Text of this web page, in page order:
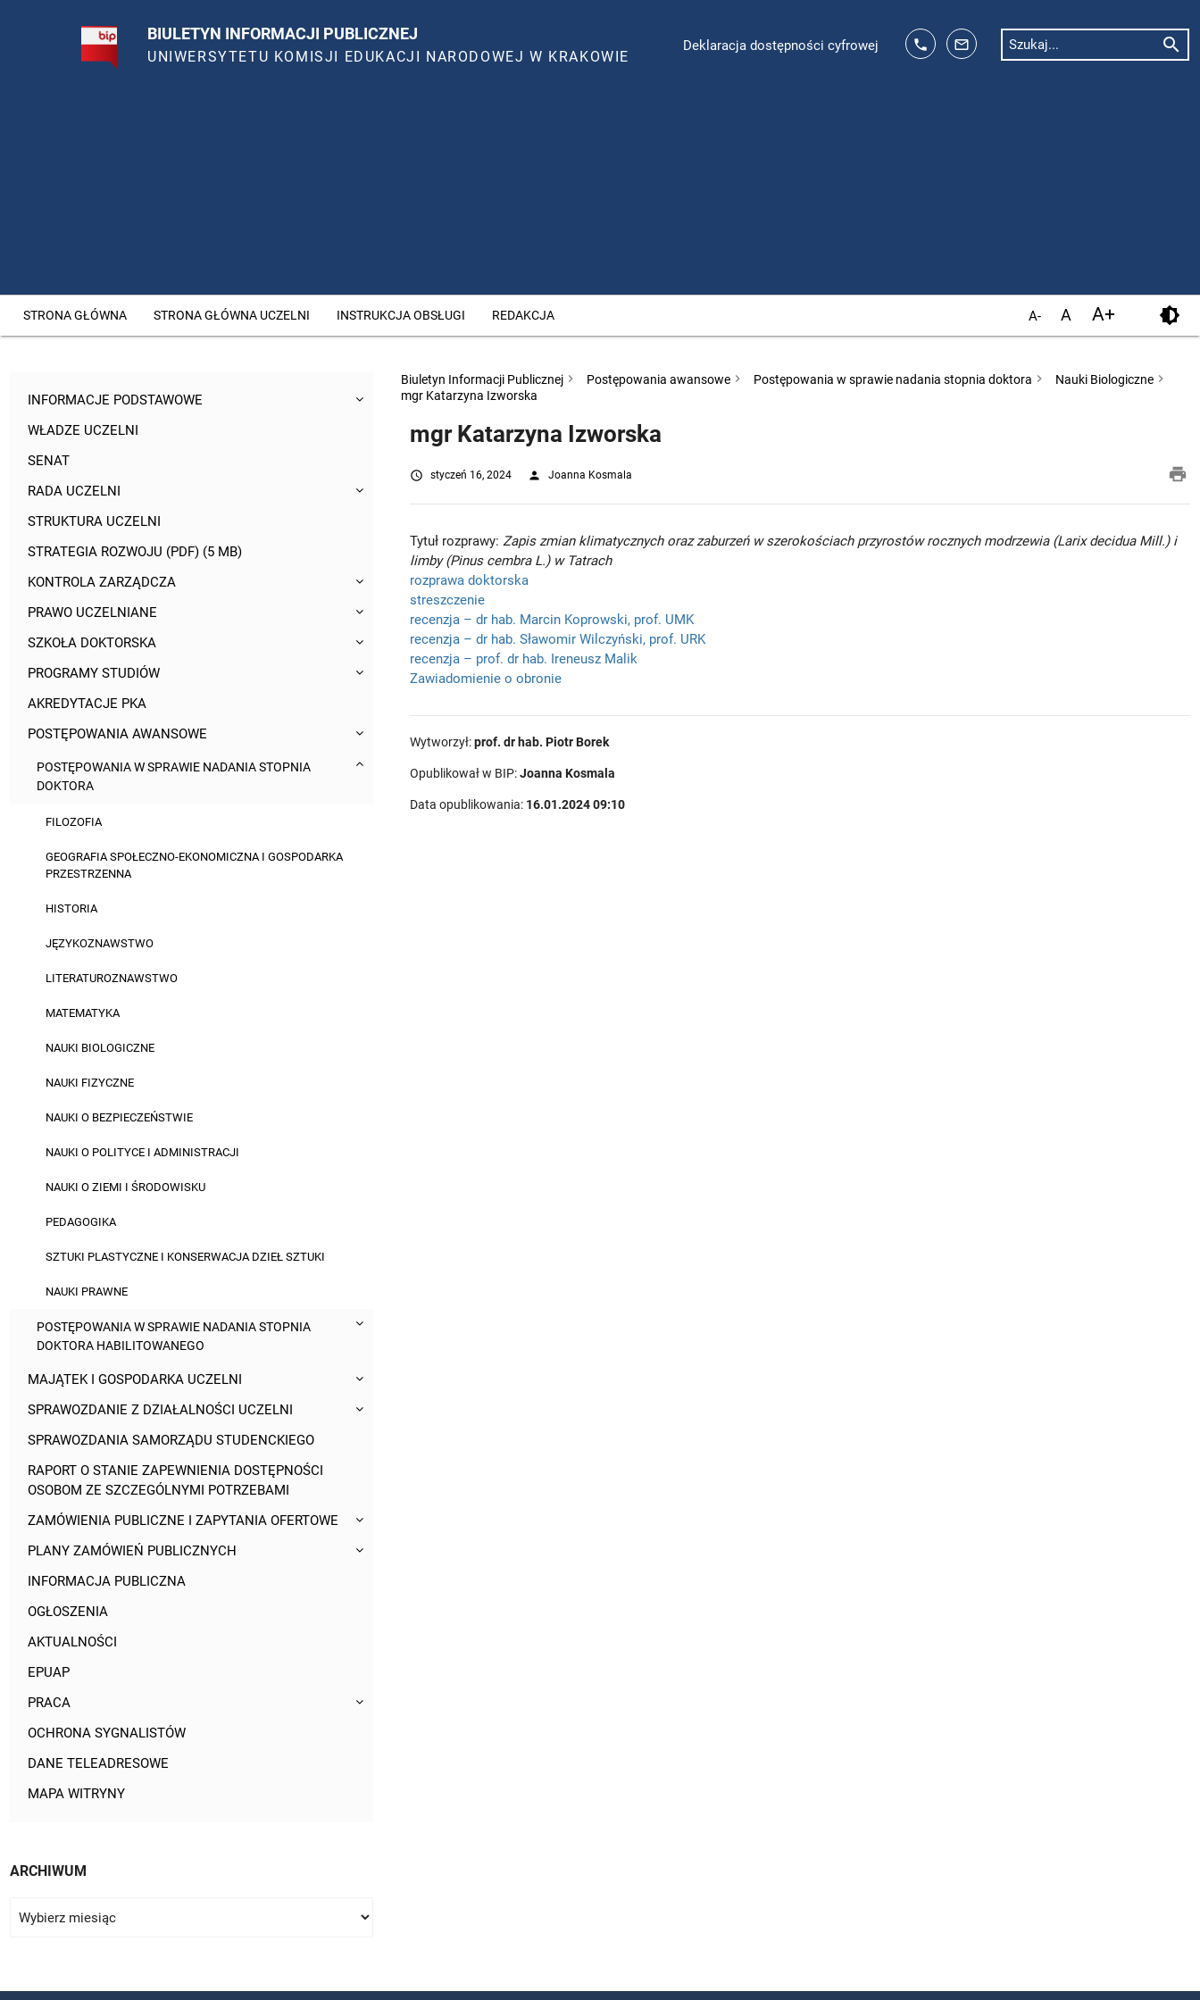
BIULETYN INFORMACJI PUBLICZNEJ
UNIWERSYTETU KOMISJI EDUKACJI NARODOWEJ W KRAKOWIE
Deklaracja dostępności cyfrowej phone mail_outline Szukaj... search
STRONA GŁÓWNA STRONA GŁÓWNA UCZELNI INSTRUKCJA OBSŁUGI REDAKCJA A- A A+ brightness_6
INFORMACJE PODSTAWOWE
WŁADZE UCZELNI
SENAT
RADA UCZELNI
STRUKTURA UCZELNI
STRATEGIA ROZWOJU (PDF) (5 MB)
KONTROLA ZARZĄDCZA
PRAWO UCZELNIANE
SZKOŁA DOKTORSKA
PROGRAMY STUDIÓW
AKREDYTACJE PKA
POSTĘPOWANIA AWANSOWE
POSTĘPOWANIA W SPRAWIE NADANIA STOPNIA
DOKTORA
FILOZOFIA
GEOGRAFIA SPOŁECZNO-EKONOMICZNA I GOSPODARKA
PRZESTRZENNA
HISTORIA
JĘZYKOZNAWSTWO
LITERATUROZNAWSTWO
MATEMATYKA
NAUKI BIOLOGICZNE
NAUKI FIZYCZNE
NAUKI O BEZPIECZEŃSTWIE
NAUKI O POLITYCE I ADMINISTRACJI
NAUKI O ZIEMI I ŚRODOWISKU
PEDAGOGIKA
SZTUKI PLASTYCZNE I KONSERWACJA DZIEŁ SZTUKI
NAUKI PRAWNE
POSTĘPOWANIA W SPRAWIE NADANIA STOPNIA
DOKTORA HABILITOWANEGO
MAJĄTEK I GOSPODARKA UCZELNI
SPRAWOZDANIE Z DZIAŁALNOŚCI UCZELNI
SPRAWOZDANIA SAMORZĄDU STUDENCKIEGO
RAPORT O STANIE ZAPEWNIENIA DOSTĘPNOŚCI
OSOBOM ZE SZCZEGÓLNYMI POTRZEBAMI
ZAMÓWIENIA PUBLICZNE I ZAPYTANIA OFERTOWE
PLANY ZAMÓWIEŃ PUBLICZNYCH
INFORMACJA PUBLICZNA
OGŁOSZENIA
AKTUALNOŚCI
EPUAP
PRACA
OCHRONA SYGNALISTÓW
DANE TELEADRESOWE
MAPA WITRYNY
ARCHIWUM
Biuletyn Informacji Publicznej Postępowania awansowe Postępowania w sprawie nadania stopnia doktora
Nauki Biologiczne
mgr Katarzyna Izworska
mgr Katarzyna Izworska
access_time styczeń 16, 2024 person Joanna Kosmala
Tytuł rozprawy:Zapis zmian klimatycznych oraz zaburzeń w szerokościach przyrostów rocznych modrzewia (Larix decidua Mill.) i
limby (Pinus cembra L.) w Tatrach
rozprawa doktorska
streszczenie
recenzja – dr hab. Marcin Koprowski, prof. UMK
recenzja – dr hab. Sławomir Wilczyński, prof. URK
recenzja – prof. dr hab. Ireneusz Malik
Zawiadomienie o obronie
Wytworzył:prof. dr hab. Piotr Borek
Opublikował w BIP:Joanna Kosmala
Data opublikowania: 16.01.2024 09:10